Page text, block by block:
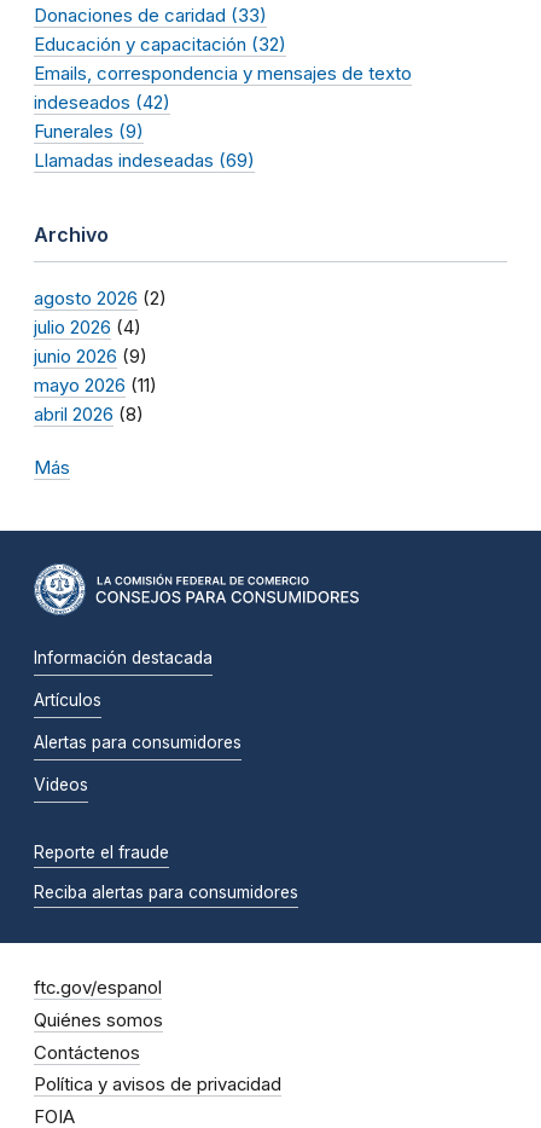
Donaciones de caridad (33)
Educación y capacitación (32)
Emails, correspondencia y mensajes de texto
indeseados (42)
Funerales (9)
Llamadas indeseadas (69)
Archivo
agosto 2026 (2)
julio 2026 (4)
junio 2026 (9)
mayo 2026 (11)
abril 2026 (8)
Más
Información destacada
Artículos
Alertas para consumidores
Videos
Reporte el fraude
Reciba alertas para consumidores
ftc.gov/espanol
Quiénes somos
Contáctenos
Política y avisos de privacidad
FOIA